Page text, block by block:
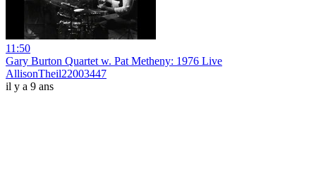
11:50
Gary Burton Quartet w. Pat Metheny: 1976 Live
AllisonTheil22003447
il y a 9 ans